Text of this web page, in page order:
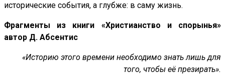
исторические события, а глубже: в саму жизнь.
Фрагменты из книги «Христианство и спорынья»
автор Д. Абсентис
«Историю этого времени необходимо знать лишь для
того, чтобы её презирать».